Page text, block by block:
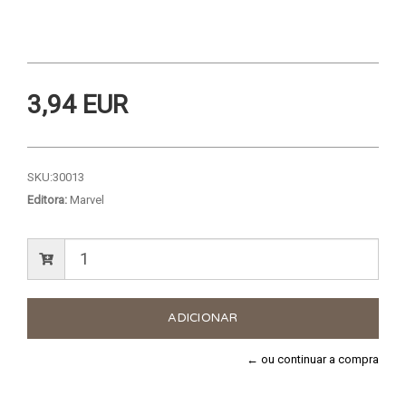
3,94 EUR
SKU:30013
Editora: Marvel
← ou continuar a compra